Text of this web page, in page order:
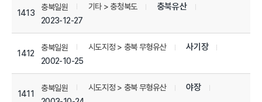
1413
충북일원 기타 > 충청북도 충북유산
2023-12-27
1412
충북일원 시도지정 > 충북 무형유산 사기장
2002-10-25
1411
충북일원 시도지정 > 충북 무형유산 야장